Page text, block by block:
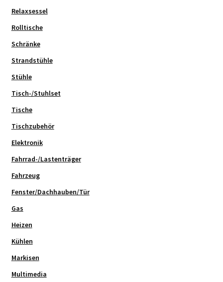
Relaxsessel
Rolltische
Schränke
Strandstühle
Stühle
Tisch-/Stuhlset
Tische
Tischzubehör
Elektronik
Fahrrad-/Lastenträger
Fahrzeug
Fenster/Dachhauben/Tür
Gas
Heizen
Kühlen
Markisen
Multimedia